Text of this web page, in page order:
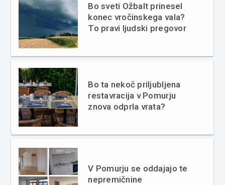
Bo sveti Ožbalt prinesel
konec vročinskega vala?
To pravi ljudski pregovor
Bo ta nekoč priljubljena
restavracija v Pomurju
znova odprla vrata?
V Pomurju se oddajajo te
nepremičnine